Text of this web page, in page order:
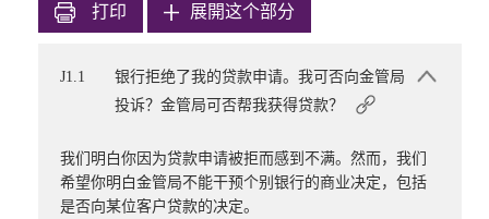
打印 展開这个部分
J1.1
银行拒绝了我的贷款申请。我可否向金管局
投诉？金管局可否帮我获得贷款？
我们明白你因为贷款申请被拒而感到不满。然而，我们
希望你明白金管局不能干预个别银行的商业决定，包括
是否向某位客户贷款的决定。